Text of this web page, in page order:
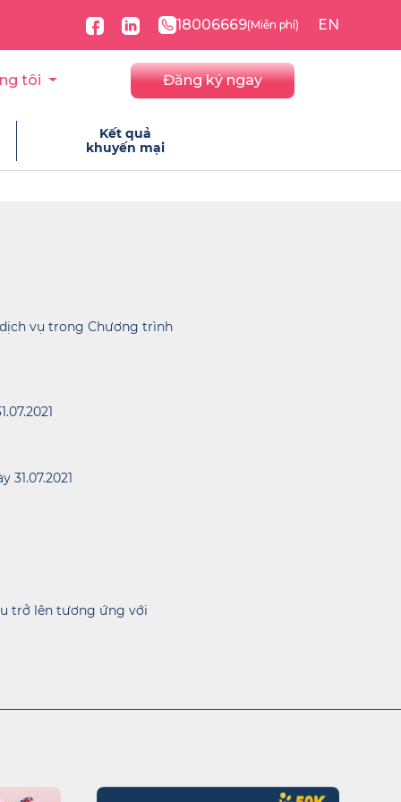
18006669(Miễn phí) EN
tôi Đăng ký ngay
Kết quả
khuyến mại
vụ trong Chương trình
trở lên tương ứng với